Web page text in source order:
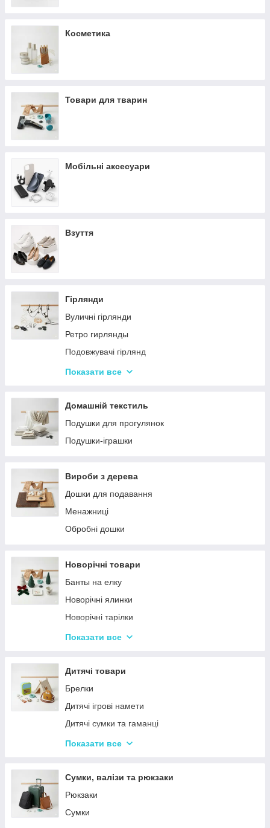
Косметика
Товари для тварин
Мобільні аксесуари
Взуття
Гірлянди
Вуличні гірлянди
Ретро гирлянды
Подовжувачі гірлянд
Хатні гірлянди
Показати все
Домашній текстиль
Подушки для прогулянок
Подушки-іграшки
Вироби з дерева
Дошки для подавання
Менажниці
Обробні дошки
Новорічні товари
Банты на елку
Новорічні ялинки
Новорічні тарілки
Новорічні фігурки та статуетки
Столовий посуд
Хвойні гірлянди
Показати все
Дитячі товари
Брелки
Дитячі ігрові намети
Дитячі сумки та гаманці
Дитячі фотокамери
Показати все
Сумки, валізи та рюкзаки
Рюкзаки
Сумки